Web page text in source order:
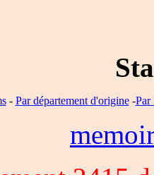
- Par département d'origine-Par